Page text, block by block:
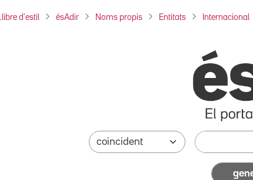
Llibre d'estil ésAdir Noms propis Entitats Internacional